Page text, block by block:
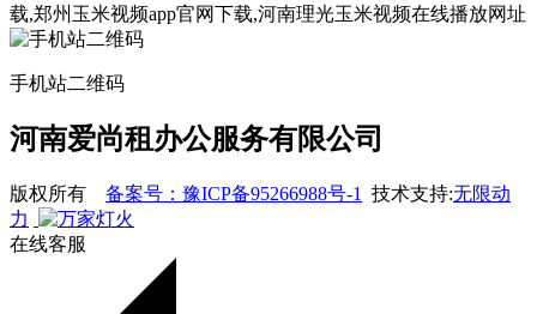
载,郑州玉米视频app官网下载,河南理光玉米视频在线播放网址
手机站二维码
河南爱尚租办公服务有限公司
版权所有 备案号：豫ICP备95266988号-1 技术支持:无限动
力
在线客服